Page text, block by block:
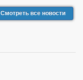
Смотреть все новости